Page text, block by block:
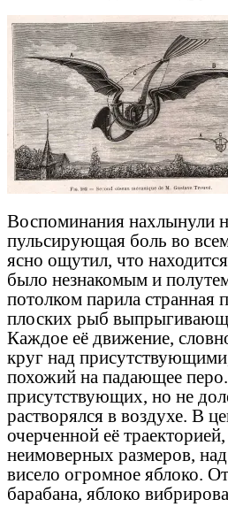
Воспоминания нахлынули
пульсирующая боль во
ясно ощутил, что
было незнакомым и
потолком парила странная
плоских рыб
Каждое её движение,
круг над
похожий на падающее
присутствующих, но не
растворялся в воздухе. В
очерченной её
неимоверных размеров,
висело огромное яблоко.
барабана, яблоко